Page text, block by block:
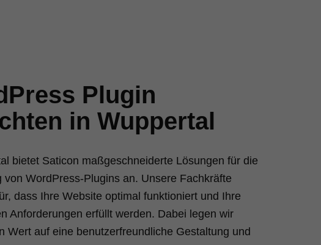
Plugin
in Wuppertal
bietet Saticon maßgeschneiderte Lösungen für die
von WordPress-Plugins an. Unsere Fachkräfte
dass Ihre Website optimal funktioniert und Ihre
Anforderungen erfüllt werden. Dabei legen wir
Wert auf eine benutzerfreundliche Gestaltung und